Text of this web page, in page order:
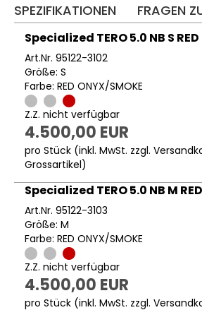
SPEZIFIKATIONEN
FRAGEN
Specialized TERO 5.0 NB S
Art.Nr. 95122-3102
Größe: S
Farbe: RED ONYX/SMOKE
Z.Z. nicht verfügbar
4.500,00 EUR
pro Stück (inkl. MwSt. zzgl.
Grossartikel)
Specialized TERO 5.0 NB M
Art.Nr. 95122-3103
Größe: M
Farbe: RED ONYX/SMOKE
Z.Z. nicht verfügbar
4.500,00 EUR
pro Stück (inkl. MwSt. zzgl.